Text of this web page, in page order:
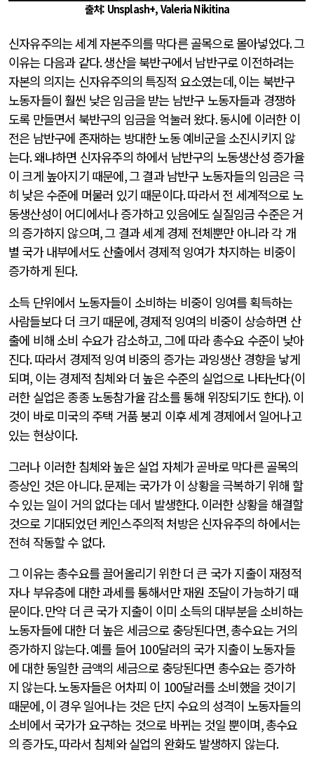
출처: Unsplash+, Valeria Nikitina
신자유주의는 세계 자본주의를 막다른 골목으로 몰아넣었다.그
이유는 다음과 같다.생산을 북반구에서 남반구로 이전하려는
자본의 의지는 신자유주의의 특징적 요소였는데,이는 북반구
노동자들이 훨씬 낮은 임금을 받는 남반구 노동자들과 경쟁하
도록 만들면서 북반구의 임금을 억눌러 왔다.동시에 이러한 이
전은 남반구에 존재하는 방대한 노동 예비군을 소진시키지 않
는다.왜냐하면 신자유주의 하에서 남반구의 노동생산성 증가율
이 크게 높아지기 때문에,그 결과 남반구 노동자들의 임금은 극
히 낮은 수준에 머물러 있기 때문이다.따라서 전 세계적으로 노
동생산성이 어디에서나 증가하고 있음에도 실질임금 수준은 거
의 증가하지 않으며,그 결과 세계 경제 전체뿐만 아니라 각 개
별 국가 내부에서도 산출에서 경제적 잉여가 차지하는 비중이
증가하게 된다.
소득 단위에서 노동자들이 소비하는 비중이 잉여를 획득하는
사람들보다 더 크기 때문에,경제적 잉여의 비중이 상승하면 산
출에 비해 소비 수요가 감소하고,그에 따라 총수요 수준이 낮아
진다.따라서 경제적 잉여 비중의 증가는 과잉생산 경향을 낳게
되며, 이는 경제적 침체와 더 높은 수준의 실업으로 나타난다(이
러한 실업은 종종 노동참가율 감소를 통해 위장되기도 한다).이
것이 바로 미국의 주택 거품 붕괴 이후 세계 경제에서 일어나고
있는 현상이다.
그러나 이러한 침체와 높은 실업 자체가 곧바로 막다른 골목의
증상인 것은 아니다.문제는 국가가 이 상황을 극복하기 위해 할
수 있는 일이 거의 없다는 데서 발생한다.이러한 상황을 해결할
것으로 기대되었던 케인스주의적 처방은 신자유주의 하에서는
전혀 작동할 수 없다.
그 이유는 총수요를 끌어올리기 위한 더 큰 국가 지출이 재정적
자나 부유층에 대한 과세를 통해서만 재원 조달이 가능하기 때
문이다.만약 더 큰 국가 지출이 이미 소득의 대부분을 소비하는
노동자들에 대한 더 높은 세금으로 충당된다면,총수요는 거의
증가하지 않는다.예를 들어 100달러의 국가 지출이 노동자들
에 대한 동일한 금액의 세금으로 충당된다면 총수요는 증가하
지 않는다.노동자들은 어차피 이 100달러를 소비했을 것이기
때문에,이 경우 일어나는 것은 단지 수요의 성격이 노동자들의
소비에서 국가가 요구하는 것으로 바뀌는 것일 뿐이며,총수요
의 증가도,따라서 침체와 실업의 완화도 발생하지 않는다.